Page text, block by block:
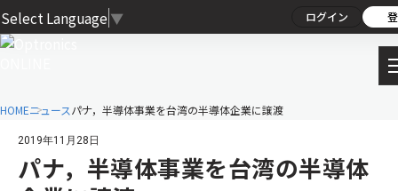
Select Language ▼ ログイン
HOMEニュースパナ，半導体事業を台湾の半導体企業に譲渡
2019年11月28日
パナ，半導体事業を台湾の半導体